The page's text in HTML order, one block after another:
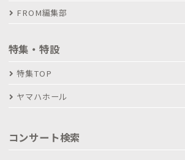
FROM編集部
特集・特設
特集TOP
ヤマハホール
コンサート検索